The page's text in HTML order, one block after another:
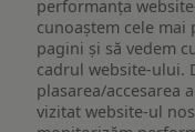
performanța
cunoaștem cele
pagini și să vedem
cadrul website-ului.
plasarea/accesarea
vizitat website-ul